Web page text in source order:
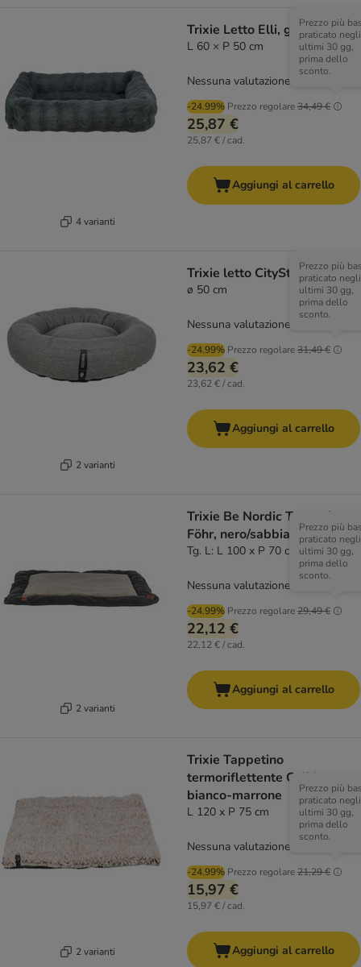
4 varianti
Trixie Letto Elli, grigio scuro
L 60 × P 50 cm
-24.99% Prezzo regolare34,49 €
Prezzo più
praticato negli
ultimi 30 gg,
prima dello
sconto.
25,87 €
25,87 € / cad.
Nessuna valutazione
Aggiungi al carrello
2 varianti
Trixie letto CityStyle, grigio
ø 50 cm
-24.99% Prezzo regolare31,49 €
Prezzo più
praticato negli
ultimi 30 gg,
prima dello
sconto.
23,62 €
23,62 € / cad.
Nessuna valutazione
Aggiungi al carrello
2 varianti
Trixie Be Nordic Tappetino
Föhr, nero/sabbia
Tg. L: L 100 x P 70 cm
-24.99% Prezzo regolare29,49 €
Prezzo più
praticato negli
ultimi 30 gg,
prima dello
sconto.
22,12 €
22,12 € / cad.
Nessuna valutazione
Aggiungi al carrello
2 varianti
Trixie Tappetino
termoriflettente Calida,
bianco-marrone
L 120 x P 75 cm
-24.99% Prezzo regolare21,29 €
Prezzo più
praticato negli
ultimi 30 gg,
prima dello
sconto.
15,97 €
15,97 € / cad.
Nessuna valutazione
Aggiungi al carrello